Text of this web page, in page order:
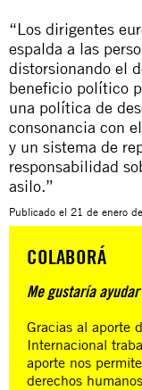
“Los dirigentes
espalda a las
distorsionando el
beneficio político
una política de
consonancia con
y un sistema de
responsabilidad
asilo.”
Publicado el 21 de enero
COLABORÁ
Me gustaría
Gracias al aporte
Internacional
aporte nos
derechos